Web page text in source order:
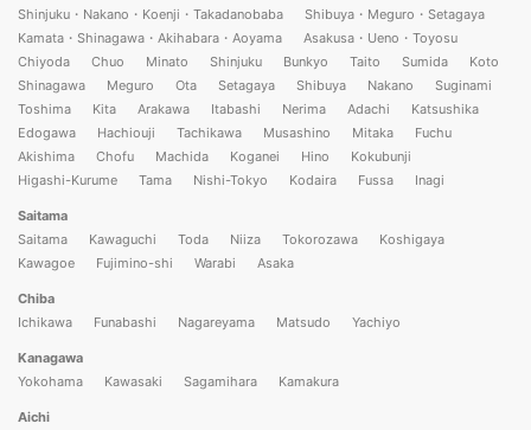
Shinjuku・Nakano・Koenji・Takadanobaba
Shibuya・Meguro・Setagaya
Kamata・Shinagawa・Akihabara・Aoyama
Asakusa・Ueno・Toyosu
Chiyoda
Chuo Minato Shinjuku Bunkyo Taito Sumida
Koto
Shinagawa
Meguro Ota Setagaya Shibuya Nakano
Suginami
Toshima
Kita Arakawa Itabashi Nerima Adachi
Katsushika
Edogawa
Hachiouji Tachikawa Musashino Mitaka
Fuchu
Akishima
Chofu Machida Koganei Hino
Kokubunji
Higashi-Kurume
Tama Nishi-Tokyo Kodaira Fussa Inagi
Saitama
Saitama
Kawaguchi Toda Niiza Tokorozawa
Koshigaya
Kawagoe
Fujimino-shi Warabi Asaka
Chiba
Ichikawa
Funabashi Nagareyama Matsudo Yachiyo
Kanagawa
Yokohama
Kawasaki Sagamihara Kamakura
Aichi